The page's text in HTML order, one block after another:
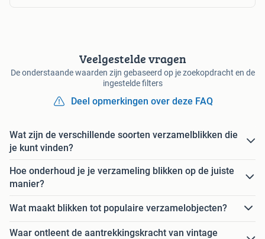
Veelgestelde vragen
De onderstaande waarden zijn gebaseerd op je zoekopdracht en de
ingestelde filters
Deel opmerkingen over deze FAQ
Wat zijn de verschillende soorten verzamelblikken die
je kunt vinden?
Hoe onderhoud je je verzameling blikken op de juiste
manier?
Wat maakt blikken tot populaire verzamelobjecten?
Waar ontleent de aantrekkingskracht van vintage